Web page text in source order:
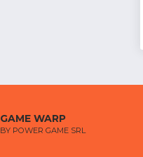
GAME WARP
BY POWER GAME SRL